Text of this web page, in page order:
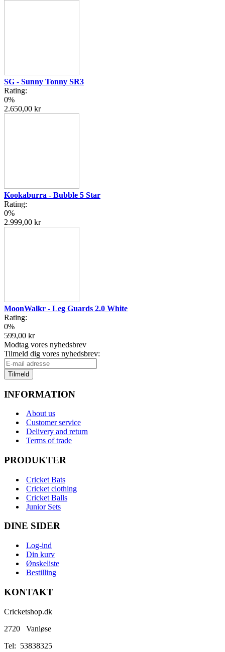
SG - Sunny Tonny SR3
Rating:
0%
2.650,00 kr
Kookaburra - Bubble 5 Star
Rating:
0%
2.999,00 kr
MoonWalkr - Leg Guards 2.0 White
Rating:
0%
599,00 kr
Modtag vores nyhedsbrev
Tilmeld dig vores nyhedsbrev:
Tilmeld
INFORMATION
About us
Customer service
Delivery and return
Terms of trade
PRODUKTER
Cricket Bats
Cricket clothing
Cricket Balls
Junior Sets
DINE SIDER
Log-ind
Din kurv
Ønskeliste
Bestilling
KONTAKT
Cricketshop.dk
2720 Vanløse
Tel: 53838325